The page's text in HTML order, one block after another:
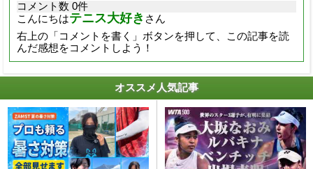
コメント数 0件
こんにちはテニス大好き さん
右上の「コメントを書く」ボタンを押して、この記事を読
んだ感想をコメントしよう！
オススメ人気記事